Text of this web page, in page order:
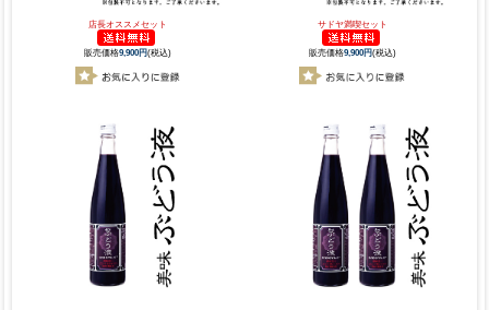
店長オススメセット
販売価格9,900円(税込)
サドヤ満喫セット
販売価格9,900円(税込)